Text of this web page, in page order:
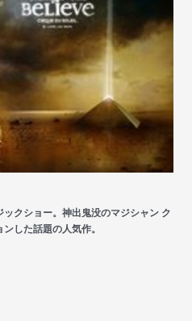
クショー。神出鬼没のマジシャン ク
した話題の人気作。